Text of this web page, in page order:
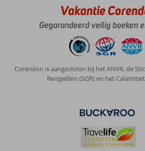
Vakantie
Gegarandeerd veilig boeken
Corendon is aangesloten bij het ANVR, de
Reisgelden (SGR) en het